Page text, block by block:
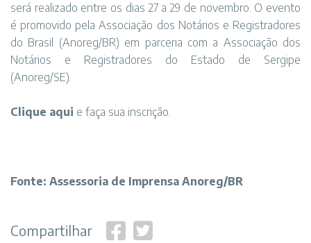
será realizado entre os dias 27 a 29 de novembro. O evento
é promovido pela Associação dos Notários e Registradores
do Brasil (Anoreg/BR) em parceria com a Associação dos
Notários e Registradores do Estado de Sergipe
(Anoreg/SE).
Clique aqui e faça sua inscrição.
Fonte: Assessoria de Imprensa Anoreg/BR
Compartilhar